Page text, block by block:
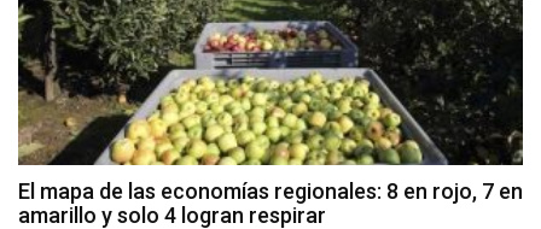
El mapa de las economías regionales: 8 en rojo, 7 en
amarillo y solo 4 logran respirar